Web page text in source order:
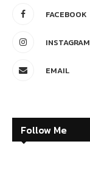
FACEBOOK
INSTAGRAM
EMAIL
Follow Me